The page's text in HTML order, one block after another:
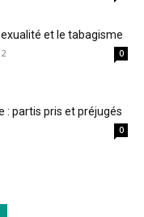
et le tabagisme
0
: partis pris et préjugés
0